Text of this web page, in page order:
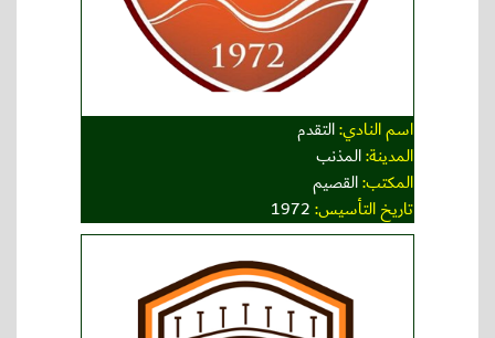
اسم النادي:التقدم
المدينة:المذنب
المكتب:القصيم
تاريخ التأسيس:1972